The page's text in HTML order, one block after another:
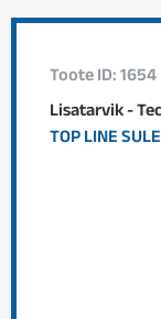
Toote ID: 1654
Lisatarvik -
TOP LINE